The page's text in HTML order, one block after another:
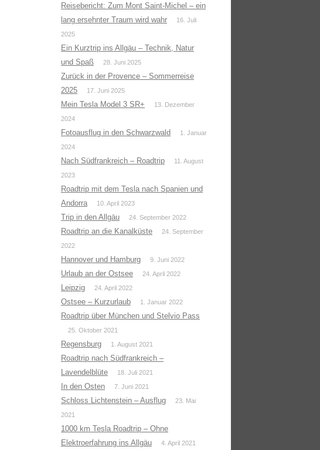
Reisebericht: Zum Mont Saint-Michel – ein
lang ersehnter Traum wird wahr
16. Juli
2025
Ein Kurztrip ins Allgäu – Technik, Natur
und Spaß
28. Juni 2025
Zurück in der Provence – Sommerreise
2025
17. Juni 2025
Mein Tesla Model 3 SR+
13. Dezember
2024
Fotoausflug in den Schwarzwald
1. Januar
2024
Nach Südfrankreich – Roadtrip
11. August
2023
Roadtrip mit dem Tesla nach Spanien und
Andorra
10. April 2023
Trip in den Allgäu 24. September 2022
Roadtrip an die Kanalküste
24. September
2022
Hannover und Hamburg 9. Juni 2022
Urlaub an der Ostsee 24. April 2022
Leipzig 24. April 2022
Ostsee – Kurzurlaub 1. Januar 2022
Roadtrip über München und Stelvio Pass
25. Oktober 2021
Regensburg 1. August 2021
Roadtrip nach Südfrankreich –
Lavendelblüte
18. Juli 2021
In den Osten 7. Juni 2021
Schloss Lichtenstein – Ausflug
23. Mai
2021
1000 km Tesla Roadtrip – Ohne
Elektroerfahrung ins Allgäu
4. April 2021